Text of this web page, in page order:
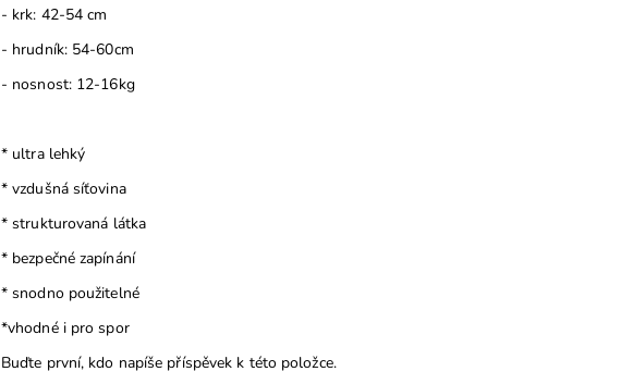
- krk: 42-54 cm
- hrudník: 54-60cm
- nosnost: 12-16kg
* ultra lehký
* vzdušná síťovina
* strukturovaná látka
* bezpečné zapínání
* snodno použitelné
*vhodné i pro spor
Buďte první, kdo napíše příspěvek k této položce.